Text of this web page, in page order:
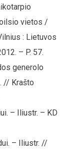
vietos /
: Lietuvos
– P. 57.
generolo
// Krašto
– Iliustr. – KD
– Iliustr. //